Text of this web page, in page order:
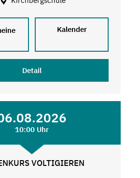
Kalender
Detail
10:00 Uhr
VOLTIGIEREN